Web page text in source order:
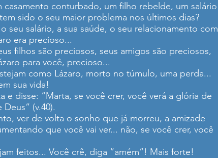
conturbado, um filho rebelde, um salário
sido o seu maior problema nos últimos dias?
seu salário, a sua saúde, o seu relacionamento com
era precioso...
filhos são preciosos, seus amigos são preciosos,
para você, precioso...
como Lázaro, morto no túmulo, uma perda...
sua vida!
disse: “Marta, se você crer, você verá a glória de
(v.40).
ver de volta o sonho que já morreu, a amizade
que você vai ver... não, se você crer, você
feitos... Você crê, diga “amém”! Mais forte!